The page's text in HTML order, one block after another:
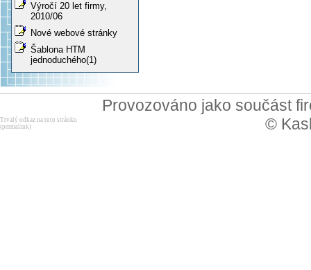
Výročí 20 let firmy,
2010/06
Nové webové stránky
Šablona HTM
jednoduchého(1)
Provozováno jako součást
©
Trvalý odkaz na tuto stránku
(permalink)